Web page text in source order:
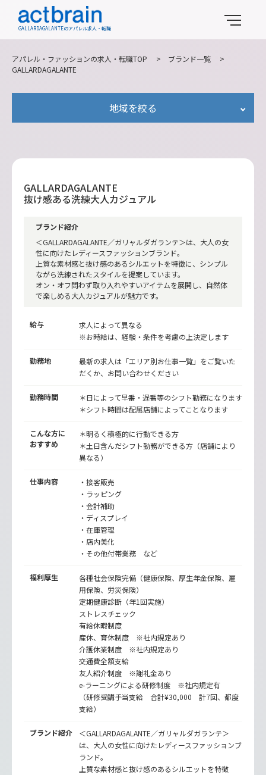
GALLARDAGALANTEのアパレル求人・転職
アパレル・ファッションの求人・転職TOP > ブランド一覧
>
GALLARDAGALANTE
地域を絞る
GALLARDAGALANTE
抜け感ある洗練大人カジュアル
ブランド紹介
＜GALLARDAGALANTE／ガリャルダガランテ＞は、大人の女
性に向けたレディースファッションブランド。
上質な素材感と抜け感のあるシルエットを特徴に、シンプル
ながら洗練されたスタイルを提案しています。
オン・オフ問わず取り入れやすいアイテムを展開し、自然体
で楽しめる大人カジュアルが魅力です。
給与
求人によって異なる
※お時給は、経験・条件を考慮の上決定します
勤務地
最新の求人は「エリア別お仕事一覧」をご覧いた
だくか、お問い合わせください
勤務時間
＊日によって早番・遅番等のシフト勤務になります
＊シフト時間は配属店舗によってことなります
こんな方に
おすすめ
＊明るく積極的に行動できる方
＊土日含んだシフト勤務ができる方（店舗により
異なる）
仕事内容
・接客販売
・ラッピング
・会計補助
・ディスプレイ
・在庫管理
・店内美化
・その他付帯業務 など
福利厚生
各種社会保険完備（健康保険、厚生年金保険、雇
用保険、労災保険）
定期健康診断（年1回実施）
ストレスチェック
有給休暇制度
産休、育休制度 ※社内規定あり
介護休業制度 ※社内規定あり
交通費全額支給
友人紹介制度 ※謝礼金あり
e-ラーニングによる研修制度 ※社内規定有
（研修受講手当支給 合計¥30,000 計7回、都度
支給）
ブランド紹介
＜GALLARDAGALANTE／ガリャルダガランテ＞
は、大人の女性に向けたレディースファッションブ
ランド。
上質な素材感と抜け感のあるシルエットを特徴